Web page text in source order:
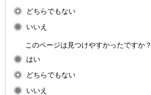
どちらでもない
いいえ
このページは見つけやすかったですか？
はい
どちらでもない
いいえ